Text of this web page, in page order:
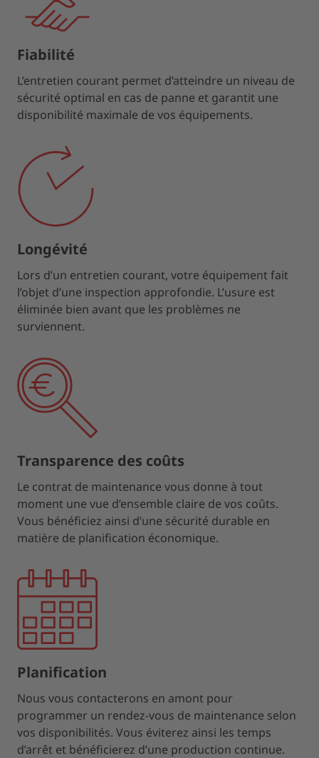
Fiabilité
L’entretien courant permet d’atteindre un niveau de
sécurité optimal en cas de panne et garantit une
disponibilité maximale de vos équipements.
Longévité
Lors d’un entretien courant, votre équipement fait
l’objet d’une inspection approfondie. L’usure est
éliminée bien avant que les problèmes ne
surviennent.
Transparence des coûts
Le contrat de maintenance vous donne à tout
moment une vue d’ensemble claire de vos coûts.
Vous bénéficiez ainsi d’une sécurité durable en
matière de planification économique.
Planification
Nous vous contacterons en amont pour
programmer un rendez-vous de maintenance selon
vos disponibilités. Vous éviterez ainsi les temps
d’arrêt et bénéficierez d’une production continue.